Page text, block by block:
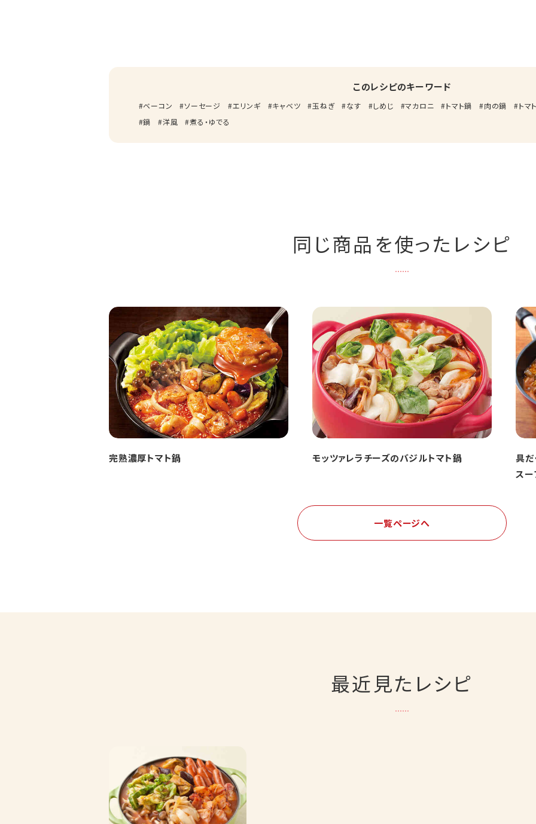
このレシピのキーワード
ベーコン ソーセージ エリンギ キャベツ 玉ねぎ なす しめじ マカロニ トマト鍋 肉の鍋 トマ
鍋
洋風 煮る・ゆでる
同じ商品を使ったレシピ
完熟濃厚トマト鍋 モッツァレラチーズのバジルトマト鍋
具だ
スー
一覧ページへ
最近見たレシピ